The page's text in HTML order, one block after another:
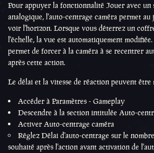
Pour appuyer la fonctionnalité Jouer avec un
analogique, l'auto-centrage caméra permet
voir l'horizon. Lorsque vous déterrez un
l'échelle, la vue est automatiquement
permet de forcer à la caméra à se recentrer
après cette action.
Le délai et la vitesse de réaction peuvent être
Accéder à Paramètres - Gameplay
Descendre à la section intitulée Auto-
Activer Auto-centrage caméra
Réglez Délai d'auto-centrage sur le
souhaité après l'action avant activation de